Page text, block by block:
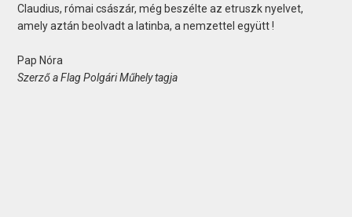
Claudius, római császár, még beszélte az etruszk nyelvet,
amely aztán beolvadt a latinba, a nemzettel együtt !
Pap Nóra
Szerző a Flag Polgári Műhely tagja